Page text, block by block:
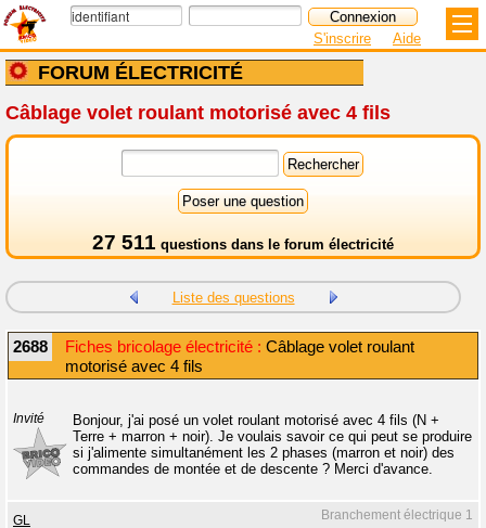
FORUM ÉLECTRICITÉ
S'inscrire Aide
Câblage volet roulant motorisé avec 4 fils
27 511 questions dans le forum électricité
Liste des questions
2688 Fiches bricolage électricité : Câblage volet roulant
motorisé avec 4 fils
Invité
Bonjour, j'ai posé un volet roulant motorisé avec 4 fils (N +
Terre + marron + noir). Je voulais savoir ce qui peut se produire
si j'alimente simultanément les 2 phases (marron et noir) des
commandes de montée et de descente ? Merci d'avance.
Branchement électrique 1
GL